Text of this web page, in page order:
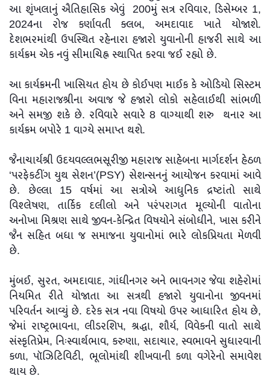
આ શૃંખલાનું ઐતિહાસિક એવું 200મું સત્ર રવિવાર, ડિસેમ્બર 1,
2024ના રોજ કર્ણાવતી ક્લબ, અમદાવાદ ખાતે યોજાશે.
દેશભરમાંથી ઉપસ્થિત રહેનારા હજારો યુવાનોની હાજરી સાથે આ
કાર્યક્રમ એક નવું સીમાચિહ્ન સ્થાપિત કરવા જઈ રહ્યો છે.
આ કાર્યક્રમની ખાસિયત હોય છે કોઈપણ માઈક કે ઓડિયો સિસ્ટમ
વિના મહારાજશ્રીના અવાજ જે હજારો લોકો સહેલાઈથી સાંભળી
અને સમજી શકે છે. રવિવારે સવારે 8 વાગ્યાથી શરુ થનાર આ
કાર્યક્રમ બપોરે 1 વાગ્યે સમાપ્ત થશે.
જૈનાચાર્યશ્રી ઉદયવલ્લભસૂરીજી મહારાજ સાહેબના માર્ગદર્શન હેઠળ
‘પરફેકટીંગ યુથ સેશન’(PSY) સેશન્સનનું આયોજન કરવામાં આવે
છે. છેલ્લા 15 વર્ષમાં આ સત્રોએ આધુનિક દ્રષ્ટાંતો સાથે
વિશ્લેષણ, તાર્કિક દલીલો અને પરંપરાગત મૂલ્યોની વાતોના
અનોખા મિશ્રણ સાથે જીવન-કેન્દ્રિત વિષયોને સંબોધીને, ખાસ કરીને
જૈન સહિત બધા જ સમાજના યુવાનોમાં ભારે લોકપ્રિયતા મેળવી
છે.
મુંબઈ, સુરત, અમદાવાદ, ગાંધીનગર અને ભાવનગર જેવા શહેરોમાં
નિયમિત રીતે યોજાતા આ સત્રથી હજારો યુવાનોના જીવનમાં
પરિવર્તન આવ્યું છે. દરેક સત્ર નવા વિષયો ઉપર આધારિત હોય છે,
જેમાં રાષ્ટ્રભાવના, લીડરશિપ, શ્રદ્ધા, શૌર્ય, વિવેકની વાતો સાથે
સંસ્કૃતિપ્રેમ, નિઃસ્વાર્થભાવ, કરુણા, સદાચાર, સ્વભાવને સુધારવાની
કળા, પૉઝિટિવિટી, ભૂલોમાંથી શીખવાની કળા વગેરેનો સમાવેશ
થાય છે.